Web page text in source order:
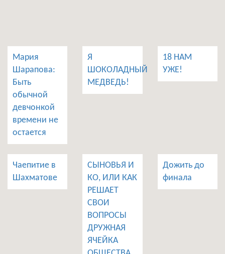
Мария
Шарапова:
Быть
обычной
девчонкой
времени не
остается
Я
ШОКОЛАДНЫЙ
МЕДВЕДЬ!
18 НАМ
УЖЕ!
Чаепитие в
Шахматове
СЫНОВЬЯ И
КО, ИЛИ КАК
РЕШАЕТ
СВОИ
ВОПРОСЫ
ДРУЖНАЯ
ЯЧЕЙКА
Дожить до
финала